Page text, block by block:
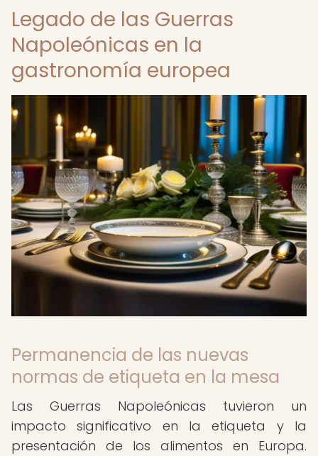
Legado de las Guerras
Napoleónicas en la
gastronomía europea
Permanencia de las nuevas
normas de etiqueta en la mesa
Las Guerras Napoleónicas tuvieron un
impacto significativo en la etiqueta y la
presentación de los alimentos en Europa.